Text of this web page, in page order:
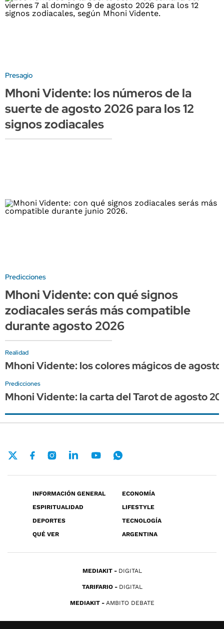
Presagio
Mhoni Vidente: los números de la
suerte de agosto 2026 para los 12
signos zodiacales
Predicciones
Mhoni Vidente: con qué signos
zodiacales serás más compatible
durante agosto 2026
Realidad
Mhoni Vidente: los colores mágicos de agosto
Predicciones
Mhoni Vidente: la carta del Tarot de agosto
INFORMACIÓN GENERAL
ECONOMÍA
ESPIRITUALIDAD
LIFESTYLE
DEPORTES
TECNOLOGÍA
QUÉ VER
ARGENTINA
MEDIAKIT DIGITAL
TARIFARIO DIGITAL
MEDIAKIT AMBITO DEBATE